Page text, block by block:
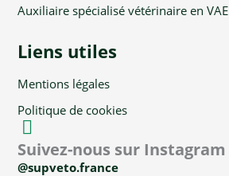
Auxiliaire spécialisé vétérinaire en VAE
Liens utiles
Mentions légales
Politique de cookies
Suivez-nous sur Instagram
@supveto.france